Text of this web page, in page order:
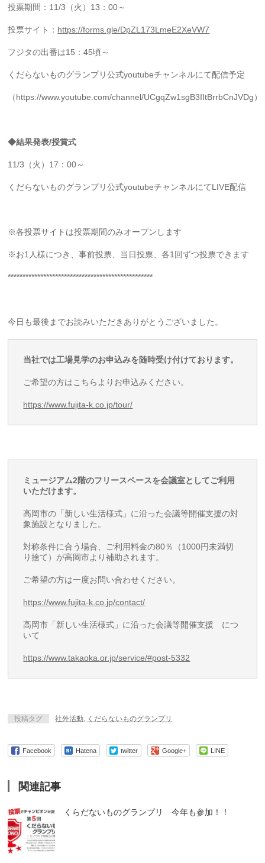
投票期間：11/3（火）13：00～
投票サイト： https://forms.gle/DpZL173LmeE2XeVW7
フジタの出番は15：45頃～
くだらないものグランプリ公式youtubeチャンネルにて配信予定
（https://www.youtube.com/channel/UCgqZw1sgB3IItBrrbCnJVDg）
◆結果発表/授賞式
11/3（火）17：00～
くだらないものグランプリ公式youtubeチャンネルにてLIVE配信
※各投票サイトは投票期間のみオープンします
※お1人様につき、事前投票、当日投票、各1回ずつ投票できます
*************************************************
今日も最後までお読みいただきありがとうございました。
当社では工場見学のお申込みを随時受け付けております。
ご希望の方はこちらよりお申込みください。
https://www.fujita-k.co.jp/tour/
ミュージアム2階のフリースペースを会議室としてご利用
いただけます。
高岡市の「新しい生活様式」に沿った会議等開催支援の対
象施設となりました。
対称条件に合う場合、ご利用料金の80％（1000円未満切
り捨て）が高岡市より補助されます。
ご希望の方は一度お問い合わせください。
https://www.fujita-k.co.jp/contact/
高岡市「新しい生活様式」に沿った会議等開催支援 につ
いて
https://www.takaoka.or.jp/service/#post-5332
投稿タグ 社外活動 くだらないものグランプリ
Facebook Hatena twitter Google+ LINE
関連記事
くらだないものグランプリ 今年も参加！！